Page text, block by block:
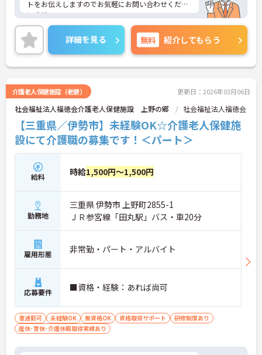
トをお伝えしますのでお気軽にお問い合わせくださ
いませ。
詳細を見る 無料 紹介してもらう
介護老人保健施設（老健） 更新日：2026年03月06日
社会福祉法人福徳会介護老人保健施設 上野の郷 社会福祉法人福徳会
【三重県／伊勢市】未経験OK☆介護老人保健施
設にて介護職の募集です！＜パート＞
給料 時給1,500円～1,500円
勤務地
三重県 伊勢市 上野町2855-1
ＪＲ参宮線「田丸駅」バス・車20分
雇用形態 非常勤・パート・アルバイト
応募要件 ■資格・経験：あれば尚可
車通勤可 未経験OK 無資格OK 資格取得サポート
研修制度あり
産休･育休･介護休暇取得実績あり